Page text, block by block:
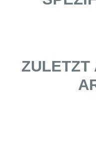
ZULETZT